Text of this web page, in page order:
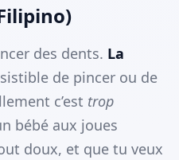
des dents. La
de pincer ou de
c’est trop
bébé aux joues
doux, et que tu veux